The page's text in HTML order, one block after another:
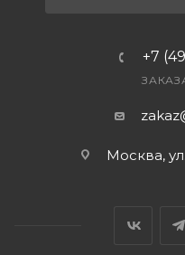
+7
Москва,